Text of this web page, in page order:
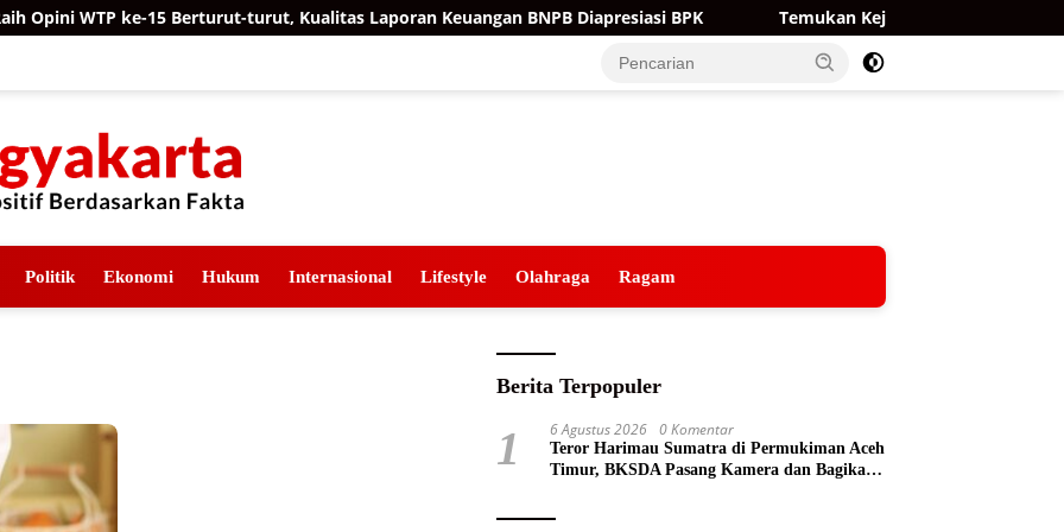
WTP ke-15 Berturut-turut, Kualitas Laporan Keuangan BNPB Diapresiasi BPK Temukan Kejanggalan Dokumen,
Politik Ekonomi Hukum Internasional Lifestyle Olahraga Ragam
Berita Terpopuler
1 6 Agustus 2026 0 Komentar
Teror Harimau Sumatra di Permukiman Aceh
Timur, BKSDA Pasang Kamera dan Bagikan